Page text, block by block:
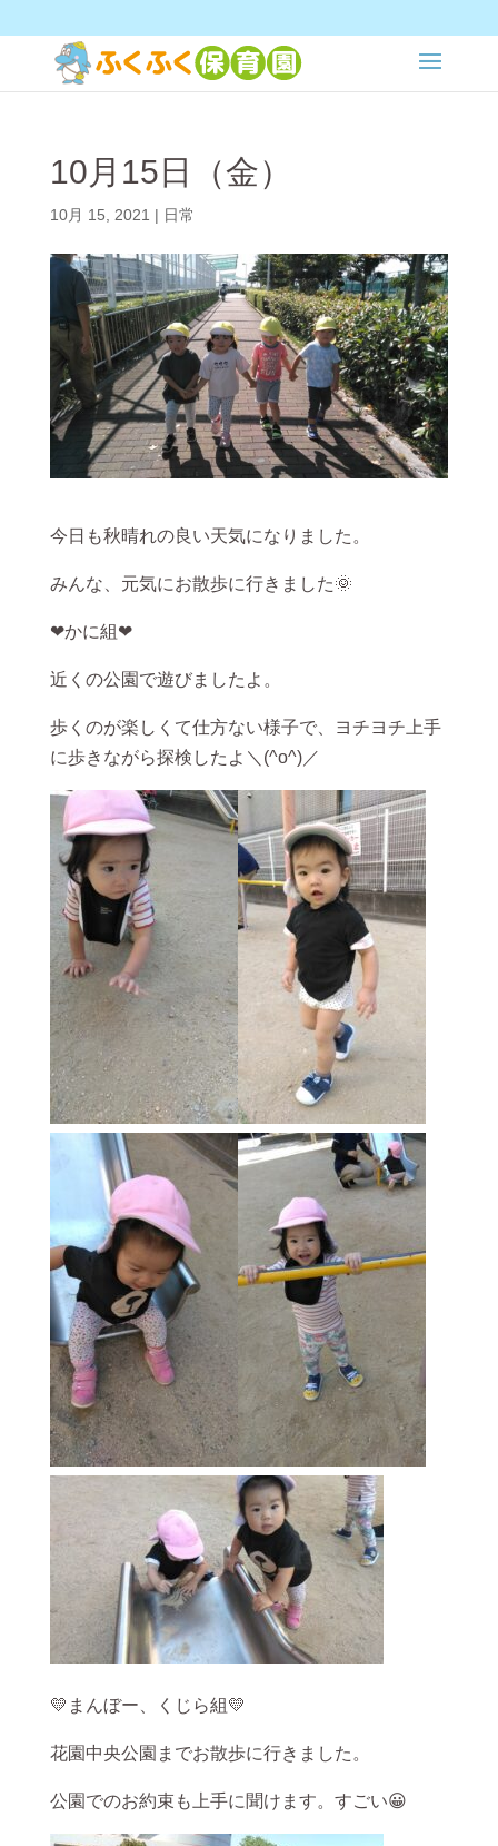
10月15日（金）
10月 15, 2021 | 日常
今日も秋晴れの良い天気になりました。
みんな、元気にお散歩に行きました🌞
❤かに組❤
近くの公園で遊びましたよ。
歩くのが楽しくて仕方ない様子で、ヨチヨチ上手
に歩きながら探検したよ＼(^o^)／
💛まんぼー、くじら組💛
花園中央公園までお散歩に行きました。
公園でのお約束も上手に聞けます。すごい😀